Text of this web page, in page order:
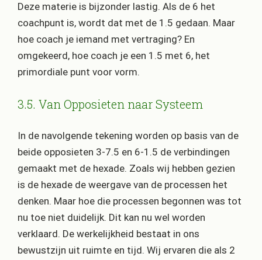
Deze materie is bijzonder lastig. Als de 6 het
coachpunt is, wordt dat met de 1.5 gedaan. Maar
hoe coach je iemand met vertraging? En
omgekeerd, hoe coach je een 1.5 met 6, het
primordiale punt voor vorm.
3.5. Van Opposieten naar Systeem
In de navolgende tekening worden op basis van de
beide opposieten 3-7.5 en 6-1.5 de verbindingen
gemaakt met de hexade. Zoals wij hebben gezien
is de hexade de weergave van de processen het
denken. Maar hoe die processen begonnen was tot
nu toe niet duidelijk. Dit kan nu wel worden
verklaard. De werkelijkheid bestaat in ons
bewustzijn uit ruimte en tijd. Wij ervaren die als 2